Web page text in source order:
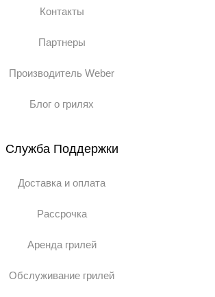
Контакты
Партнеры
Производитель Weber
Блог о грилях
Служба Поддержки
Доставка и оплата
Рассрочка
Аренда грилей
Обслуживание грилей